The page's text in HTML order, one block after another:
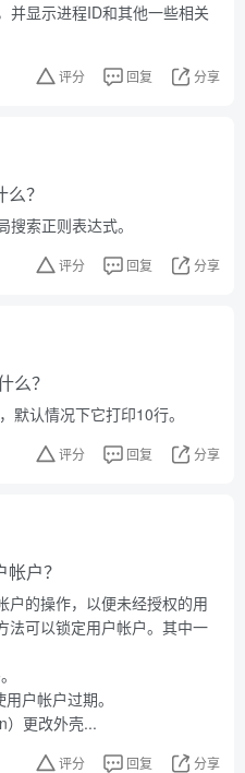
并显示进程ID和其他一些相关
评分 回复 分享
？
索正则表达式。
评分 回复 分享
么？
默认情况下它打印10行。
评分 回复 分享
户？
户的操作，以便未经授权的用
法可以锁定用户帐户。其中一
户帐户过期。
）更改外壳...
评分 回复 分享